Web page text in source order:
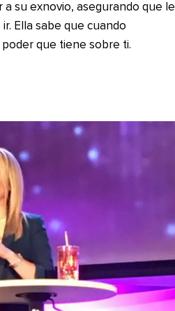
a su exnovio, asegurando que le
Ella sabe que cuando
que tiene sobre ti.